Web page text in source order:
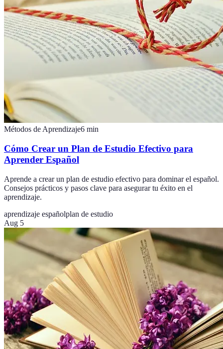
Métodos de Aprendizaje6 min
Cómo Crear un Plan de Estudio Efectivo para
Aprender Español
Aprende a crear un plan de estudio efectivo para dominar el español.
Consejos prácticos y pasos clave para asegurar tu éxito en el
aprendizaje.
aprendizaje españolplan de estudio
Aug 5